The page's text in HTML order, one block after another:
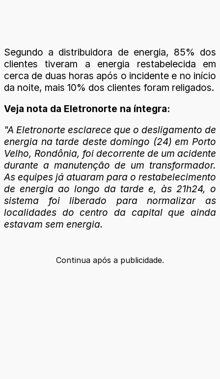
Segundo a distribuidora de energia, 85% dos
clientes tiveram a energia restabelecida em
cerca de duas horas após o incidente e no início
da noite, mais 10% dos clientes foram religados.
Veja nota da Eletronorte na íntegra:
"A Eletronorte esclarece que o desligamento de
energia na tarde deste domingo (24) em Porto
Velho, Rondônia, foi decorrente de um acidente
durante a manutenção de um transformador.
As equipes já atuaram para o restabelecimento
de energia ao longo da tarde e, às 21h24, o
sistema foi liberado para normalizar as
localidades do centro da capital que ainda
estavam sem energia.
Continua após a publicidade.